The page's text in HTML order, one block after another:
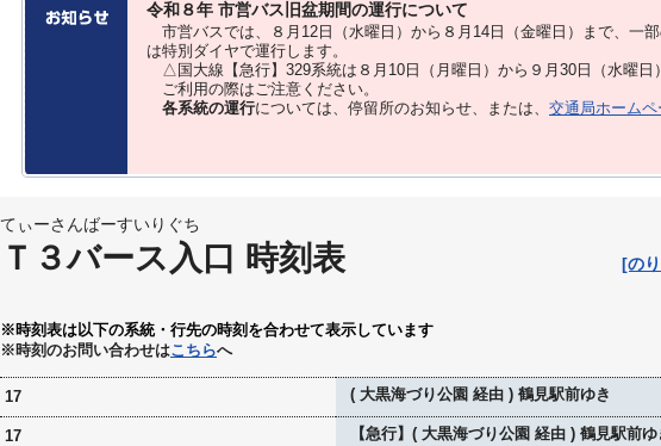
令和８年 市営バス旧盆期間の運行について
市営バスでは、８⽉12⽇（水曜日）から８⽉14⽇（金曜日）まで、⼀
は特別ダイヤで運⾏します。
△国大線【急行】329系統は８月10日（月曜日）から９月30日（水曜日
ご利用の際はご注意ください。
各系統の運行については、停留所のお知らせ、または、 交通局ホームペ
てぃーさんばーすいりぐち
Ｔ３バース入口 時刻表 [の
※時刻表は以下の系統・行先の時刻を合わせて表示しています
※時刻のお問い合わせはこちらへ
17 ( 大黒海づり公園 経由 ) 鶴見駅前ゆき
17 【急行】( 大黒海づり公園 経由 ) 鶴見駅前ゆ